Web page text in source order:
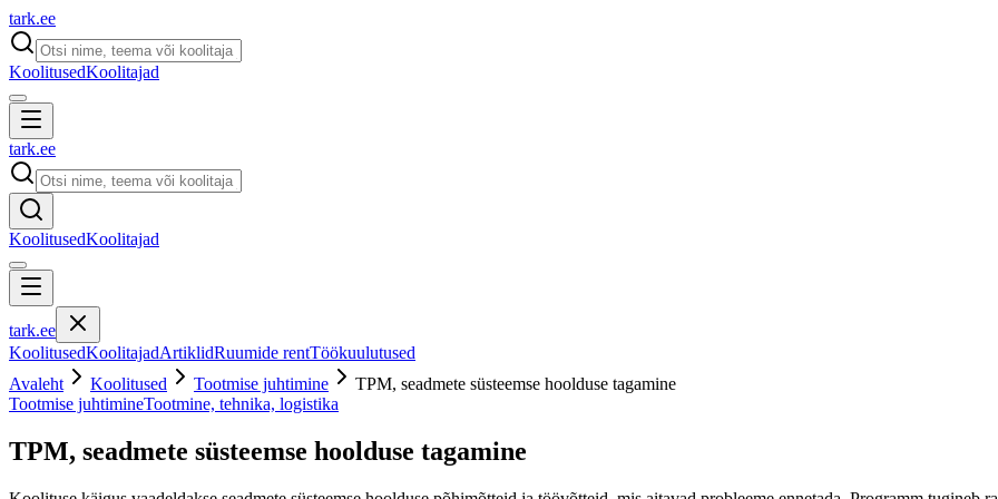
tark.ee
KoolitusedKoolitajad
tark.ee
KoolitusedKoolitajad
tark.ee
KoolitusedKoolitajadArtiklidRuumide rentTöökuulutused
Avaleht
Koolitused Tootmise juhtimine
TPM, seadmete süsteemse hoolduse tagamine
Tootmise juhtimineTootmine, tehnika, logistika
TPM, seadmete süsteemse hoolduse tagamine